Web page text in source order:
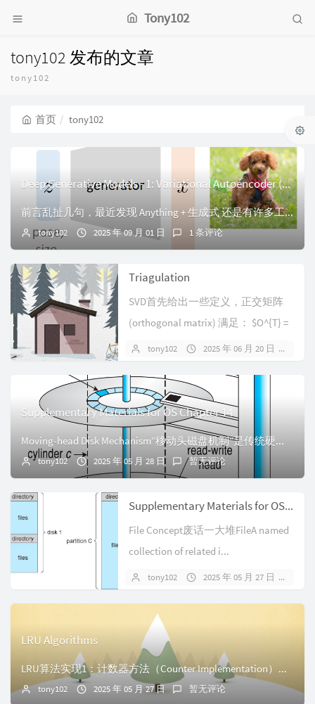
Tony102
tony102 发布的文章
tony102
首页 tony102
Deep Generative Models - 1: Variational Autoencoder (VAE)
前言乱扯几句，最近发现 Anything + 生成式 还是有许多工作可以做的，算是一片蓝海吧。虽然感觉自己做什么都比别人慢几拍，前两年追热点死活追不上，不...
tony102 2025 年 09 月 01 日 1 条评论
Triagulation
SVD首先给出一些定义，正交矩阵
(orthogonal matrix) 满足： $O^{T} =
O^...tony102 2025 年 06 月 20 日
Supplementary Materials for OS Chapter 14
Moving-head Disk Mechanism“移动头磁盘机制”是传统硬盘驱动器（HDD）的核心工作方式。它是一种用于在物理存储介质（即磁盘）上存储...
tony102 2025 年 05 月 28 日 暂无评论
Supplementary Materials for OS Chapter 13
File Concept废话一大堆FileA named
collection of related i...
tony102 2025 年 05 月 27 日
LRU Algorithms
LRU算法实现1：计数器方法（Counter Implementation）一、核心原理与实现逻辑LRU算法的计数器实现通过时间戳（计数器值）记录页面的最...
tony102 2025 年 05 月 27 日 暂无评论